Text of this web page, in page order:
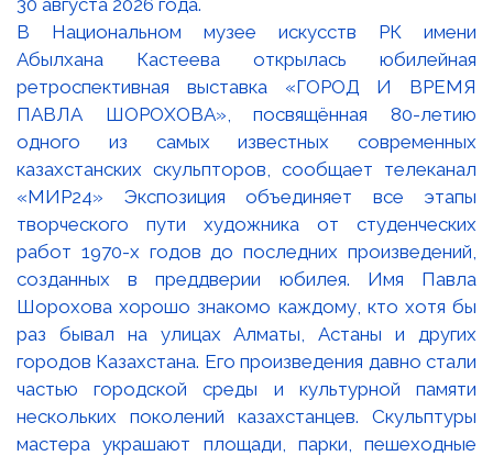
В Национальном музее искусств РК имени
Абылхана Кастеева открылась юбилейная
ретроспективная выставка «ГОРОД И ВРЕМЯ
ПАВЛА ШОРОХОВА», посвящённая 80-летию
одного из самых известных современных
казахстанских скульпторов, сообщает телеканал
«МИР24» Экспозиция объединяет все этапы
творческого пути художника от студенческих
работ 1970-х годов до последних произведений,
созданных в преддверии юбилея. Имя Павла
Шорохова хорошо знакомо каждому, кто хотя бы
раз бывал на улицах Алматы, Астаны и других
городов Казахстана. Его произведения давно стали
частью городской среды и культурной памяти
нескольких поколений казахстанцев. Скульптуры
мастера украшают площади, парки, пешеходные